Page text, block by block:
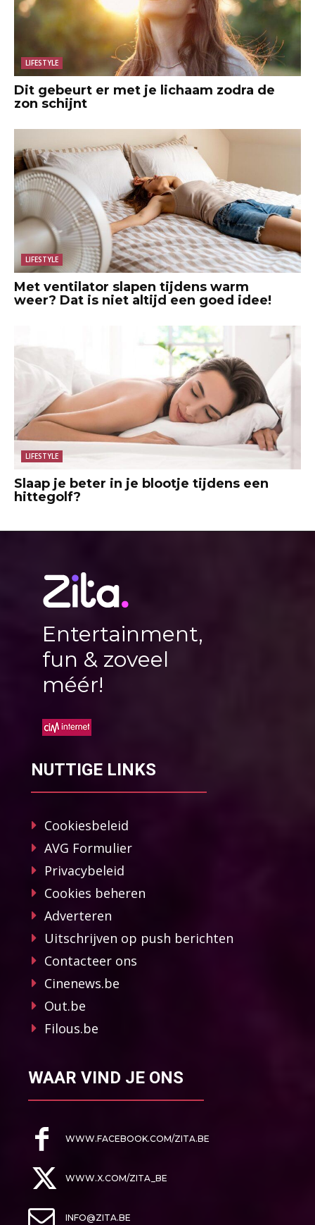
LIFESTYLE
Dit gebeurt er met je lichaam zodra de
zon schijnt
LIFESTYLE
Met ventilator slapen tijdens warm
weer? Dat is niet altijd een goed idee!
LIFESTYLE
Slaap je beter in je blootje tijdens een
hittegolf?
Entertainment,
fun & zoveel
méér!
NUTTIGE LINKS
Cookiesbeleid
AVG Formulier
Privacybeleid
Cookies beheren
Adverteren
Uitschrijven op push berichten
Contacteer ons
Cinenews.be
Out.be
Filous.be
WAAR VIND JE ONS
WWW.FACEBOOK.COM/ZITA.BE
WWW.X.COM/ZITA_BE
INFO@ZITA.BE